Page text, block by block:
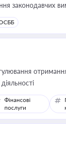
законодавчих
Фінансові
послуги